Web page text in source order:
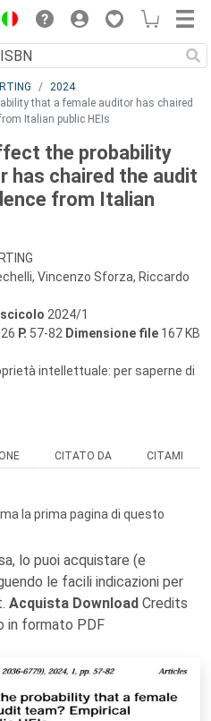
2024
that a female auditor has chaired
Italian public HEIs
the probability
has chaired the audit
from Italian
Vincenzo Sforza, Riccardo
2024/1
26 P. 57-82 Dimensione file 167 KB
intellettuale: per saperne di
CITATO DA CITAMI
la prima pagina di questo
lo puoi acquistare (e
le facili indicazioni per
Acquista Download Credits
in formato PDF